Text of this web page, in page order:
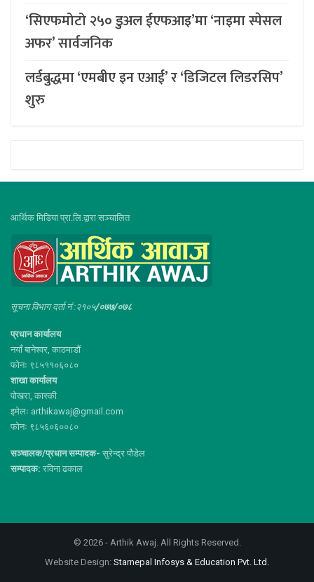
‘सिएफमोटो २५० डुअल ईएफआइ’मा ‘नाइमा स्पेसल
अफर’ सार्वजनिक
लर्डबुद्धमा ‘एमबीए इन एआई’ र ‘डिजिटल लिडरसिप’
शुरु
आर्थिक मिडिया प्रा.लि.द्वारा सञ्चालित
सूचना विभाग दर्ता नं :२१०५/०७७/०७८
प्रधान कार्यालय
नयाँ बानेश्वर, काठमाडौं
फोनः ९८५११०६०८०
शाखा कार्यालय
पोखरा, कास्की
इमेलः arthikawaj@gmail.com
फोनः ९८५६०६००८०
सञ्चालक/प्रधान सम्पादक- सुरेन्द्र पौडेल
सम्पादक: रविना ढकाल
© 2026 - Arthik Awaj. All Rights Reserved.
Website Design: Starnepal Infosys & Education Pvt. Ltd.